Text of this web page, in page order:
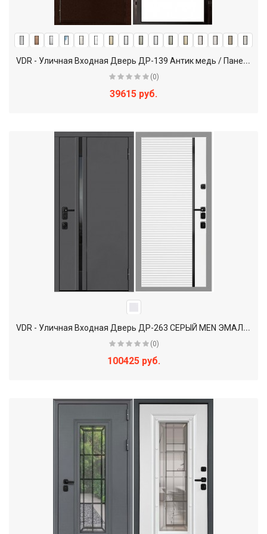
V
DR - Уличная Входная Дверь ДР-139 Антик медь / Панель на выбор
(0)
39615 руб.
V
DR - Уличная Входная Дверь ДР-263 СЕРЫЙ MEN ЭМАЛЬ / Белый + стекло Черное
(0)
100425 руб.